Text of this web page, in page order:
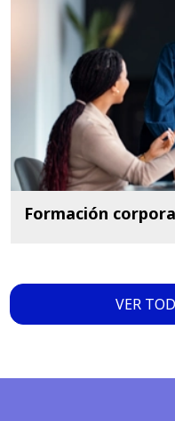
Formación
VER